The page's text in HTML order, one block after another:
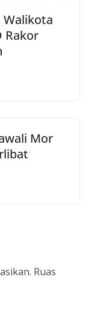
Walikota
Rakor
Mor
Ruas